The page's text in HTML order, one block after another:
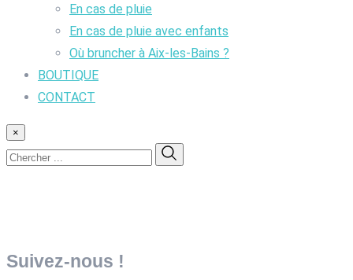
En cas de pluie
En cas de pluie avec enfants
Où bruncher à Aix-les-Bains ?
BOUTIQUE
CONTACT
×
Suivez-nous !